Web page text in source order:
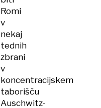
Romi
v
nekaj
tednih
zbrani
v
koncentracijskem
taborišču
Auschwitz-